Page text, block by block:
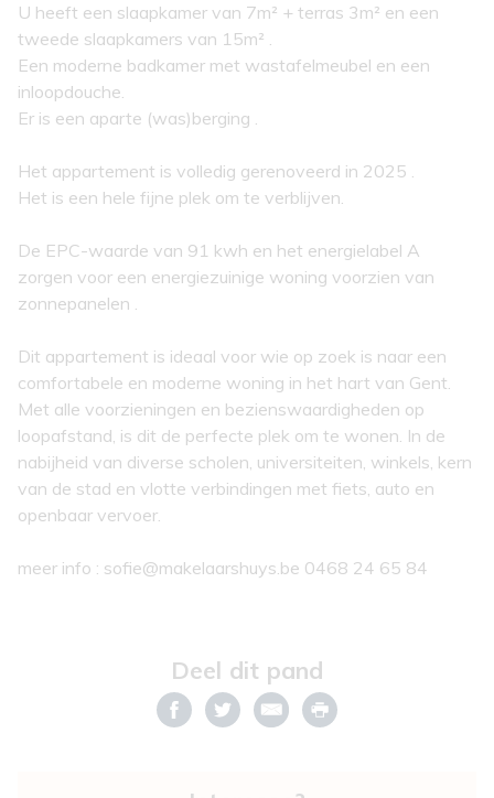
U heeft een slaapkamer van 7m² + terras 3m² en een
tweede slaapkamers van 15m² .
Een moderne badkamer met wastafelmeubel en een
inloopdouche.
Er is een aparte (was)berging .
Het appartement is volledig gerenoveerd in 2025 .
Het is een hele fijne plek om te verblijven.
De EPC-waarde van 91 kwh en het energielabel A
zorgen voor een energiezuinige woning voorzien van
zonnepanelen .
Dit appartement is ideaal voor wie op zoek is naar een
comfortabele en moderne woning in het hart van Gent.
Met alle voorzieningen en bezienswaardigheden op
loopafstand, is dit de perfecte plek om te wonen. In de
nabijheid van diverse scholen, universiteiten, winkels, kern
van de stad en vlotte verbindingen met fiets, auto en
openbaar vervoer.
meer info : sofie@makelaarshuys.be 0468 24 65 84
Deel dit pand